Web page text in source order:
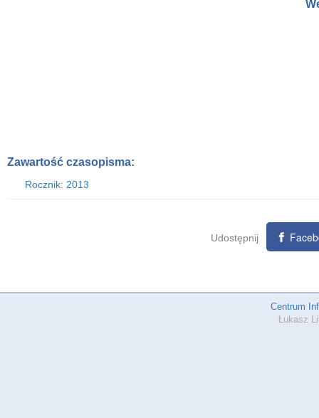
Zawartość czasopisma:
Rocznik: 2013
Udostępnij
Centrum
Łukasz